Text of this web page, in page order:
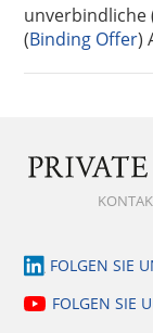
unverbindliche
(Binding Offer)
FOLGEN SIE
FOLGEN SIE